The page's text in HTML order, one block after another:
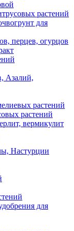
растений
для
перцев, огурцов
Азалий,
растений
растений
вермикулит
Настурции
для